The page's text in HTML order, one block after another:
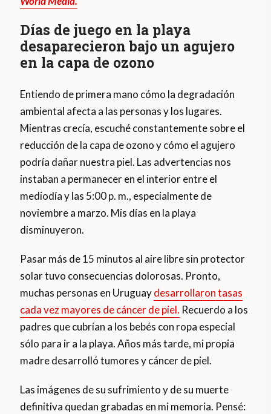
Días de juego en la playa
desaparecieron bajo un agujero
en la capa de ozono
Entiendo de primera mano cómo la degradación
ambiental afecta a las personas y los lugares.
Mientras crecía, escuché constantemente sobre el
reducción de la capa de ozono y cómo el agujero
podría dañar nuestra piel. Las advertencias nos
instaban a permanecer en el interior entre el
mediodía y las 5:00 p. m., especialmente de
noviembre a marzo. Mis días en la playa
disminuyeron.
Pasar más de 15 minutos al aire libre sin protector
solar tuvo consecuencias dolorosas. Pronto,
muchas personas en Uruguaydesarrollaron tasas
cada vez mayores de cáncer de piel. Recuerdo a los
padres que cubrían a los bebés con ropa especial
sólo para ir a la playa. Años más tarde, mi propia
madre desarrolló tumores y cáncer de piel.
Las imágenes de su sufrimiento y de su muerte
definitiva quedan grabadas en mi memoria. Pensé: